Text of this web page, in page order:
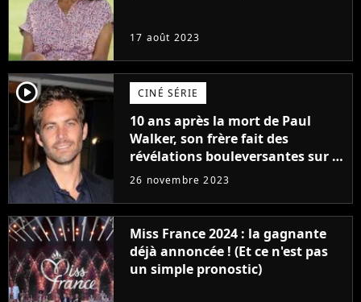
17 août 2023
player2 CINÉ SÉRIE
10 ans après la mort de Paul
Walker, son frère fait des
révélations bouleversantes sur la
réaction des acteurs de Fast and
26 novembre 2023
Miss France 2024 : la gagnante
déjà annoncée ! (Et ce n'est pas
un simple pronostic)